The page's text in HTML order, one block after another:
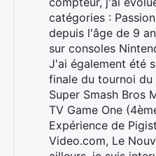
catégories :
depuis l'âge de 9
sur consoles
J'ai également été
finale du tournoi du
Super Smash Bros
TV Game One
Expérience de
Video.com, Le